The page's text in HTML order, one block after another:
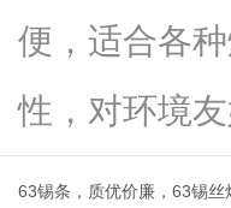
便，适合各
性，对环境
63锡条，质优价廉，63锡